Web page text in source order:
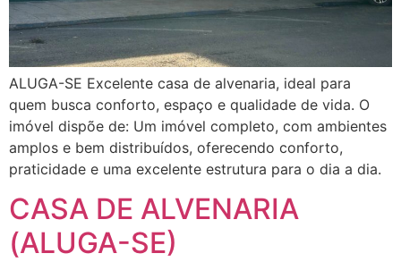
ALUGA-SE Excelente casa de alvenaria, ideal para
quem busca conforto, espaço e qualidade de vida. O
imóvel dispõe de: Um imóvel completo, com ambientes
amplos e bem distribuídos, oferecendo conforto,
praticidade e uma excelente estrutura para o dia a dia.
CASA DE ALVENARIA
(ALUGA-SE)